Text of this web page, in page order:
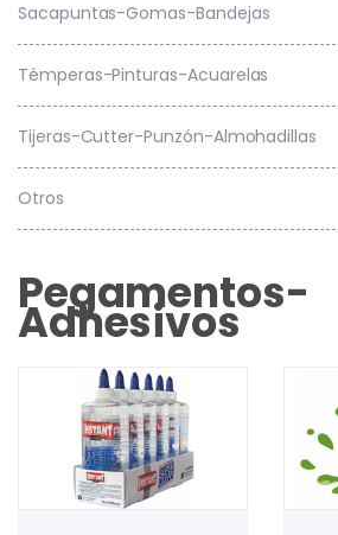
Sacapuntas-Gomas-Bandejas
Témperas-Pinturas-Acuarelas
Tijeras-Cutter-Punzón-Almohadillas
Otros
Pegamentos-
Adhesivos